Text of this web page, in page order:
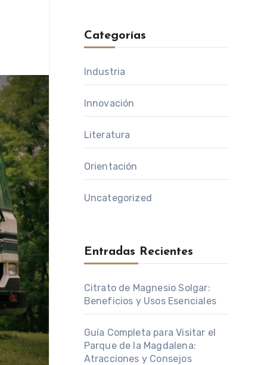
Categorías
Industria
Innovación
Literatura
Orientación
Uncategorized
Entradas Recientes
Citrato de Magnesio Solgar:
Beneficios y Usos Esenciales
Guía Completa para Visitar el
Parque de la Magdalena:
Atracciones y Consejos